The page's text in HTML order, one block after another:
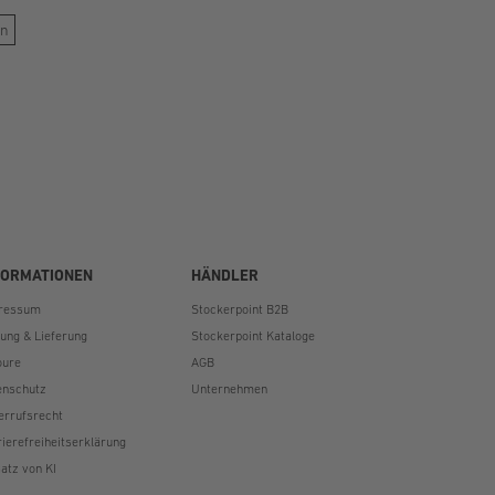
& Lieferung
von KI
HÄNDLER
Stockerpoint B2B
Stockerpoint Kataloge
AGB
Unternehmen